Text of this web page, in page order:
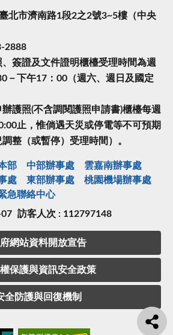
北市濟南路1段2之2號3~5樓（中央
2888
簽證及文件證明櫃檯受理時間為週
－下午17：00（週六、週日及國定
辦護照(不含調閱護照申請書)櫃檯每週
止，惟倘遇天災或停電等不可預期
整（或暫停）受理時間）。
部 中部辦事處
雲嘉南辦事處
處
東部辦事處
桃園機場辦事處
急聯絡中⼼
訪客人次 : 112797148
網站資料開放宣告
保護與資訊安全政策
全防護與回復機制